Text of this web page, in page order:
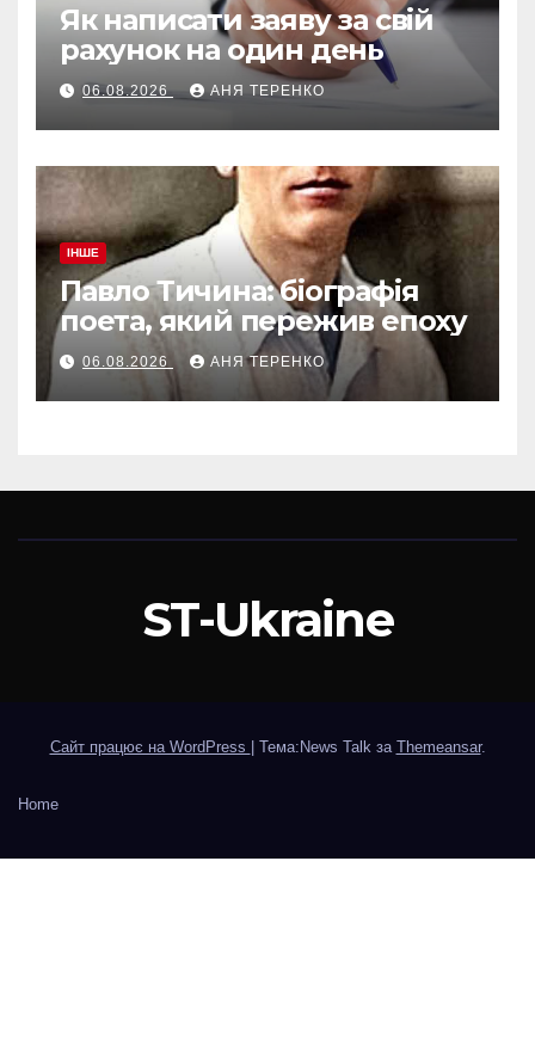
Як написати заяву за свій
рахунок на один день
06.08.2026 АНЯ ТЕРЕНКО
ІНШЕ
Павло Тичина: біографія
поета, який пережив епоху
06.08.2026 АНЯ ТЕРЕНКО
ST-Ukraine
Сайт працює на WordPress Тема:News Talk за Themeansar.
Home